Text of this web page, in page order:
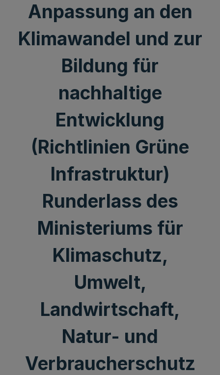
Anpassung an den
Klimawandel und zur
Bildung für
nachhaltige
Entwicklung
(Richtlinien Grüne
Infrastruktur)
Runderlass des
Ministeriums für
Klimaschutz,
Umwelt,
Landwirtschaft,
Natur- und
Verbraucherschutz